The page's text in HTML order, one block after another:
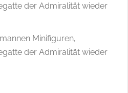
der Admiralität wieder
Minifiguren,
der Admiralität wieder